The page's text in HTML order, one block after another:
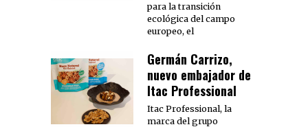
para la transición
ecológica del campo
europeo, el
Germán Carrizo,
nuevo embajador de
Itac Professional
Itac Professional, la
marca del grupo